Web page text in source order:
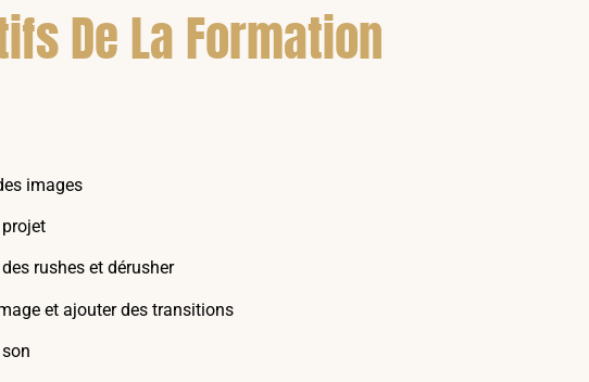
De La Formation
images
projet
rushes et dérusher
et ajouter des transitions